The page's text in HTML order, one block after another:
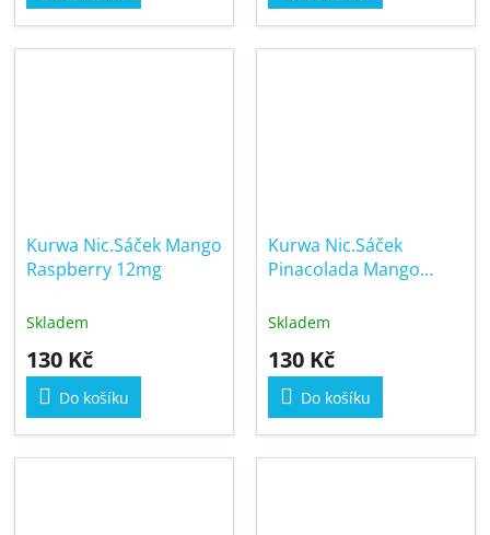
Kurwa Nic.Sáček Mango
Raspberry 12mg
Skladem
130 Kč
Do košíku
Kurwa Nic.Sáček
Pinacolada Mango
Skladem
130 Kč
Do košíku